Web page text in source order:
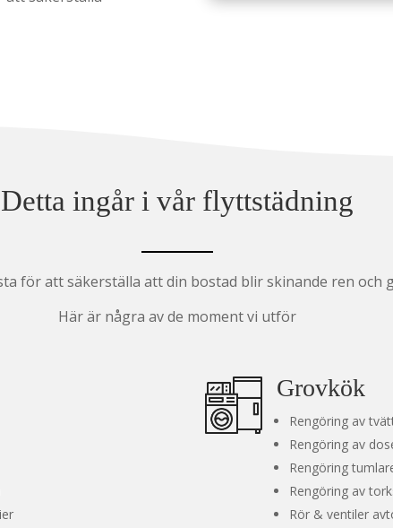
Detta ingår i vår flyttstädning
för att säkerställa att din bostad blir skinande ren och
Här är några av de moment vi utför
Grovkök
Rengöring av
Rengöring av
Rengöring
Rengöring av
Rör & ventiler